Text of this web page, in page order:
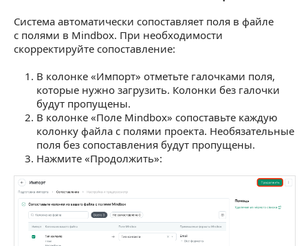
Система автоматически сопоставляет поля в файле
с полями в Mindbox. При необходимости
скорректируйте сопоставление:
В колонке «Импорт» отметьте галочками поля,
которые нужно загрузить. Колонки без галочки
будут пропущены.
В колонке «Поле Mindbox» сопоставьте каждую
колонку файла с полями проекта. Необязательные
поля без сопоставления будут пропущены.
Нажмите «Продолжить»: